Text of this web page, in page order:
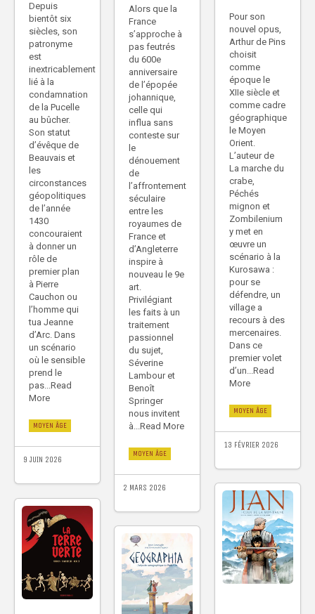
Depuis
bientôt six
siècles, son
patronyme
est
inextricablement
lié à la
condamnation
de la Pucelle
au bûcher.
Son statut
d’évêque de
Beauvais et
les
circonstances
géopolitiques
de l’année
1430
concouraient
à donner un
rôle de
premier plan
à Pierre
Cauchon ou
l’homme qui
tua Jeanne
d’Arc. Dans
un scénario
où le sensible
prend le
pas...Read
More
MOYEN ÂGE
9 JUIN 2026
Alors que la
France
s’approche à
pas feutrés
du 600e
anniversaire
de l’épopée
johannique,
celle qui
influa sans
conteste sur
le
dénouement
de
l’affrontement
séculaire
entre les
royaumes de
France et
d’Angleterre
inspire à
nouveau le 9e
art.
Privilégiant
les faits à un
traitement
passionnel
du sujet,
Séverine
Lambour et
Benoît
Springer
nous invitent
à...Read More
MOYEN ÂGE
2 MARS 2026
Pour son
nouvel opus,
Arthur de Pins
choisit
comme
époque le
XIIe siècle et
comme cadre
géographique
le Moyen
Orient.
L’auteur de
La marche du
crabe,
Péchés
mignon et
Zombilenium
y met en
œuvre un
scénario à la
Kurosawa :
pour se
défendre, un
village a
recours à des
mercenaires.
Dans ce
premier volet
d’un...Read
More
MOYEN ÂGE
13 FÉVRIER 2026